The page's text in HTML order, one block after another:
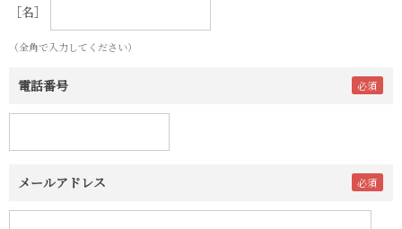
［名］
（全角で入力してください）
電話番号
メールアドレス